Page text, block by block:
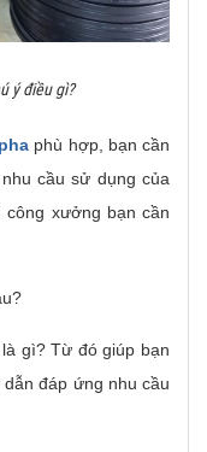
ý điều gì?
phù hợp, bạn cần
cầu sử dụng của
công xưởng bạn cần
gì? Từ đó giúp bạn
đáp ứng nhu cầu